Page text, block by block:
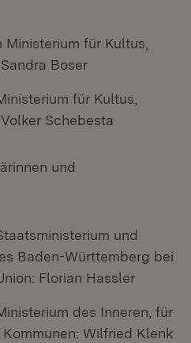
für Kultus,
Boser
für Kultus,
Schebesta
und
und
Baden-Württemberg bei
Florian Hassler
des Inneren, für
Wilfried Klenk